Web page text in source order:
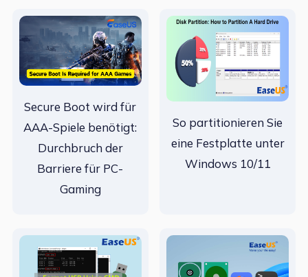
Secure Boot wird für
AAA-Spiele benötigt:
Durchbruch der
Barriere für PC-
Gaming
So partitionieren Sie
eine Festplatte unter
Windows 10/11